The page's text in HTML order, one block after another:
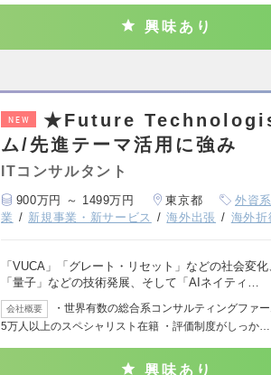
興味あり
NEW
★Future Technologist
ム/先進テーマ活用に強み
ITコンサルタント
900万円 ～ 1499万円 東京都 外資
業
新規事業・新サービス 海外出張 海外折
「VUCA」「グレート・リセット」などの社会変
「量子」などの技術発展、そして「AIネイティ…
会社概要
・世界有数の総合系コンサルティングファ
5万人以上のスペシャリスト在籍 ・評価制度がしっか…
興味あり